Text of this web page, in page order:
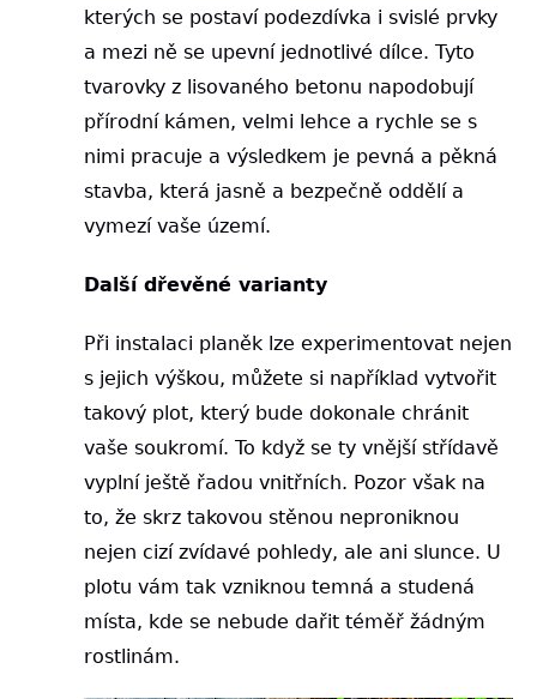
kterých se postaví podezdívka i svislé prvky
a mezi ně se upevní jednotlivé dílce. Tyto
tvarovky z lisovaného betonu napodobují
přírodní kámen, velmi lehce a rychle se s
nimi pracuje a výsledkem je pevná a pěkná
stavba, která jasně a bezpečně oddělí a
vymezí vaše území.
Další dřevěné varianty
Při instalaci planěk lze experimentovat nejen
s jejich výškou, můžete si například vytvořit
takový plot, který bude dokonale chránit
vaše soukromí. To když se ty vnější střídavě
vyplní ještě řadou vnitřních. Pozor však na
to, že skrz takovou stěnou neproniknou
nejen cizí zvídavé pohledy, ale ani slunce. U
plotu vám tak vzniknou temná a studená
místa, kde se nebude dařit téměř žádným
rostlinám.